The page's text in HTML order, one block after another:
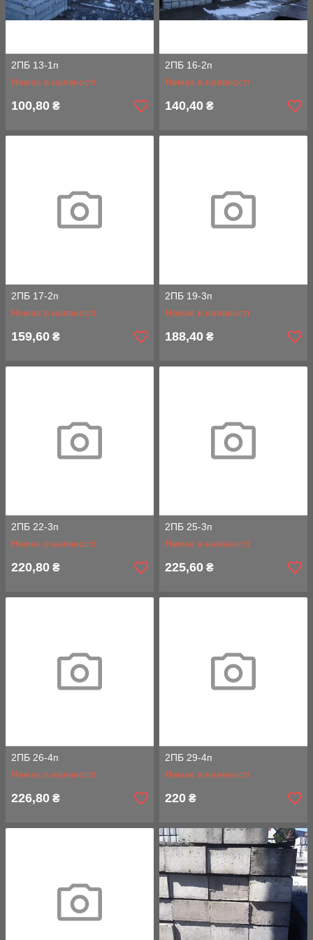
2ПБ 13-1п
Немає в наявності
100,80 ₴
2ПБ 16-2п
Немає в наявності
140,40 ₴
2ПБ 17-2п
Немає в наявності
159,60 ₴
2ПБ 19-3п
Немає в наявності
188,40 ₴
2ПБ 22-3п
Немає в наявності
220,80 ₴
2ПБ 25-3п
Немає в наявності
225,60 ₴
2ПБ 26-4п
Немає в наявності
226,80 ₴
2ПБ 29-4п
Немає в наявності
220 ₴